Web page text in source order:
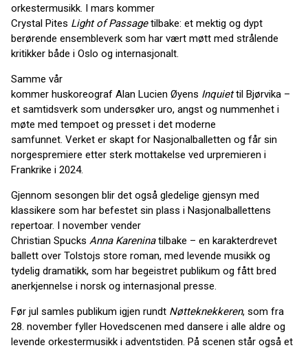
orkestermusikk. I mars kommer
Crystal Pites Light of Passagetilbake: et mektig og dypt
berørende ensembleverk som har vært møtt med strålende
kritikker både i Oslo og internasjonalt.
Samme vår
kommer huskoreograf Alan Lucien Øyens Inquiettil Bjørvika –
et samtidsverk som undersøker uro, angst og nummenhet i
møte med tempoet og presset i det moderne
samfunnet. Verket er skapt for Nasjonalballetten og får sin
norgespremiere etter sterk mottakelse ved urpremieren i
Frankrike i 2024.
Gjennom sesongen blir det også gledelige gjensyn med
klassikere som har befestet sin plass i Nasjonalballettens
repertoar. I november vender
Christian Spucks Anna Kareninatilbake – en karakterdrevet
ballett over Tolstojs store roman, med levende musikk og
tydelig dramatikk, som har begeistret publikum og fått bred
anerkjennelse i norsk og internasjonal presse.
Før jul samles publikum igjen rundt Nøtteknekkeren, som fra
28. november fyller Hovedscenen med dansere i alle aldre og
levende orkestermusikk i adventstiden. På scenen står også et